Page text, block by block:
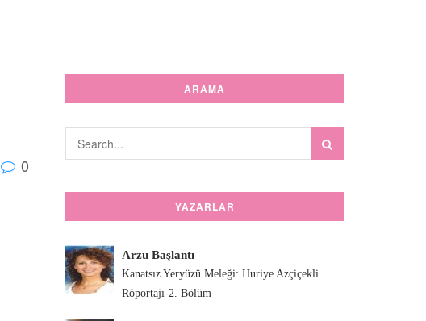
0
ARAMA
YAZARLAR
Arzu Başlantı
Kanatsız Yeryüzü Meleği: Huriye Azçiçekli
Röportajı-2. Bölüm